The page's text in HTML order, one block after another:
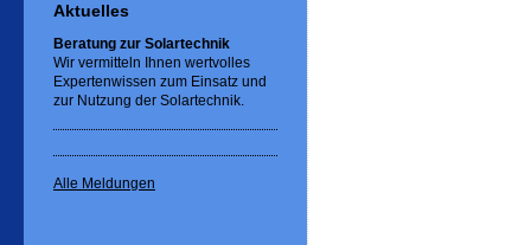
Aktuelles
Beratung zur Solartechnik
Wir vermitteln Ihnen wertvolles
Expertenwissen zum Einsatz und
zur Nutzung der Solartechnik.
Alle Meldungen